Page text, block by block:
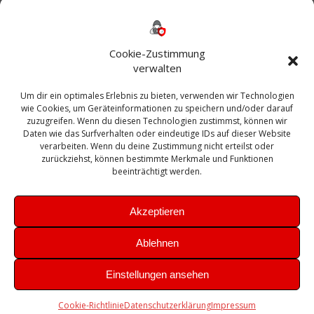
Cookie-Zustimmung
verwalten
Um dir ein optimales Erlebnis zu bieten, verwenden wir Technologien
wie Cookies, um Geräteinformationen zu speichern und/oder darauf
zuzugreifen. Wenn du diesen Technologien zustimmst, können wir
Daten wie das Surfverhalten oder eindeutige IDs auf dieser Website
verarbeiten. Wenn du deine Zustimmung nicht erteilst oder
zurückziehst, können bestimmte Merkmale und Funktionen
beeinträchtigt werden.
Akzeptieren
Ablehnen
Einstellungen ansehen
Cookie-RichtlinieDatenschutzerklärungImpressum
Bautagebuch
Exchange firewall Fritzbox
Microsoft
Sanierung SBS Security Server Sicherheit
Sicherung SIEM Sophos SSL Ubuntu
Update Upgrade UTM VCenter VCSA Veeam
VMWare VPN WAZUH Windows
Zertifikat
Theme